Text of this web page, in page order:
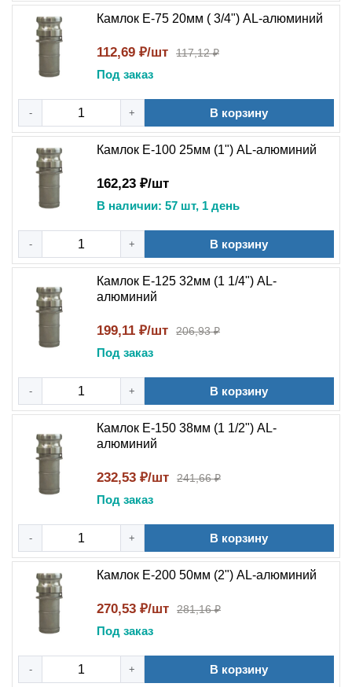
Камлок E-75 20мм ( 3/4") AL-алюминий
112,69 ₽/шт 117,12 ₽
Под заказ
- + В корзину
Камлок E-100 25мм (1") AL-алюминий
162,23 ₽/шт
В наличии: 57 шт, 1 день
- + В корзину
Камлок E-125 32мм (1 1/4") AL-
алюминий
199,11 ₽/шт 206,93 ₽
Под заказ
- + В корзину
Камлок E-150 38мм (1 1/2") AL-
алюминий
232,53 ₽/шт 241,66 ₽
Под заказ
- + В корзину
Камлок E-200 50мм (2") AL-алюминий
270,53 ₽/шт 281,16 ₽
Под заказ
- + В корзину